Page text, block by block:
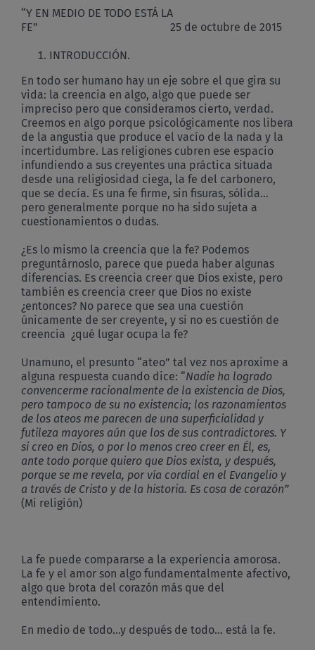
“Y EN MEDIO DE TODO ESTÁ LA
FE” 25 de octubre de 2015
INTRODUCCIÓN.
En todo ser humano hay un eje sobre el que gira su
vida: la creencia en algo, algo que puede ser
impreciso pero que consideramos cierto, verdad.
Creemos en algo porque psicológicamente nos libera
de la angustia que produce el vacío de la nada y la
incertidumbre. Las religiones cubren ese espacio
infundiendo a sus creyentes una práctica situada
desde una religiosidad ciega, la fe del carbonero,
que se decía. Es una fe firme, sin fisuras, sólida…
pero generalmente porque no ha sido sujeta a
cuestionamientos o dudas.
¿Es lo mismo la creencia que la fe? Podemos
preguntárnoslo, parece que pueda haber algunas
diferencias. Es creencia creer que Dios existe, pero
también es creencia creer que Dios no existe
¿entonces? No parece que sea una cuestión
únicamente de ser creyente, y si no es cuestión de
creencia ¿qué lugar ocupa la fe?
Unamuno, el presunto “ateo” tal vez nos aproxime a
alguna respuesta cuando dice: “Nadie ha logrado
convencerme racionalmente de la existencia de Dios,
pero tampoco de su no existencia; los razonamientos
de los ateos me parecen de una superficialidad y
futileza mayores aún que los de sus contradictores. Y
si creo en Dios, o por lo menos creo creer en Él, es,
ante todo porque quiero que Dios exista, y después,
porque se me revela, por vía cordial en el Evangelio y
a través de Cristo y de la historia. Es cosa de corazón”
(Mi religión)
La fe puede compararse a la experiencia amorosa.
La fe y el amor son algo fundamentalmente afectivo,
algo que brota del corazón más que del
entendimiento.
En medio de todo…y después de todo… está la fe.